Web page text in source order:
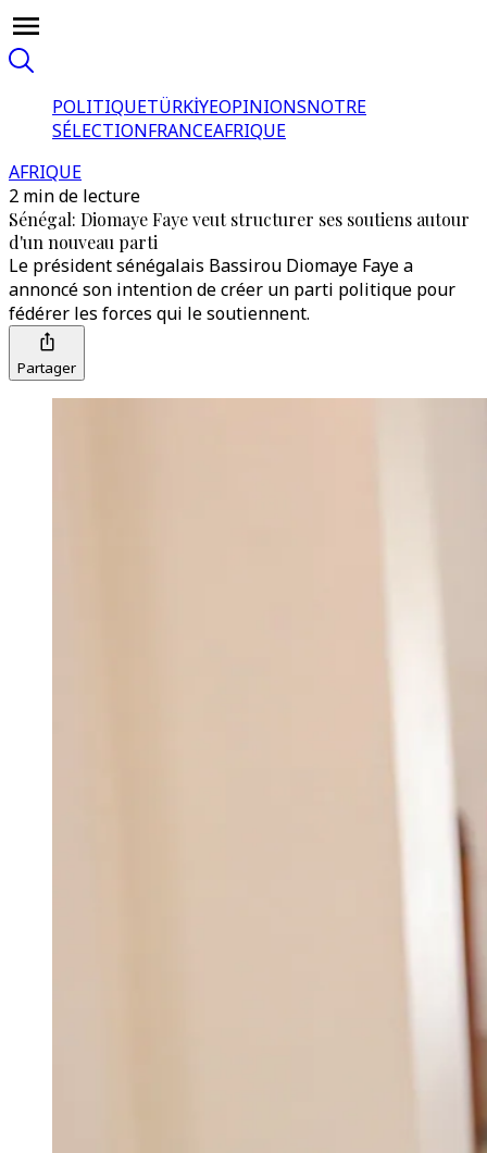
POLITIQUETÜRKİYEOPINIONSNOTRE
SÉLECTIONFRANCEAFRIQUE
AFRIQUE
2 min de lecture
Sénégal: Diomaye Faye veut structurer ses soutiens autour
d'un nouveau parti
Le président sénégalais Bassirou Diomaye Faye a
annoncé son intention de créer un parti politique pour
fédérer les forces qui le soutiennent.
Partager